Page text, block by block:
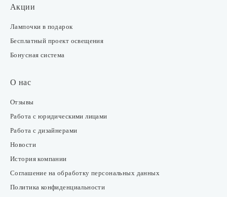
Акции
Лампочки в подарок
Бесплатный проект освещения
Бонусная система
О нас
Отзывы
Работа с юридическими лицами
Работа с дизайнерами
Новости
История компании
Соглашение на обработку персональных данных
Политика конфиденциальности